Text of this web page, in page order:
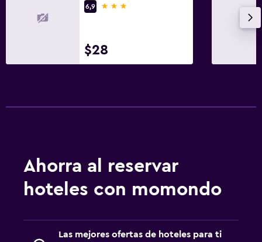
6,9
3 estrellas
$28
Ahorra al reservar
hoteles con momondo
Las mejores ofertas de hoteles para ti